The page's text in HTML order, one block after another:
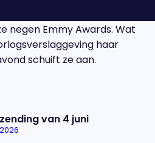
negen Emmy Awards. Wat
haar
schuift ze aan.
van 4 juni